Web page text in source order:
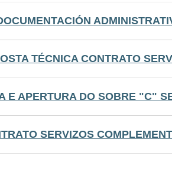
TÉCNICA CONTRATO
E APERTURA DO SOBRE "C"
SERVIZOS